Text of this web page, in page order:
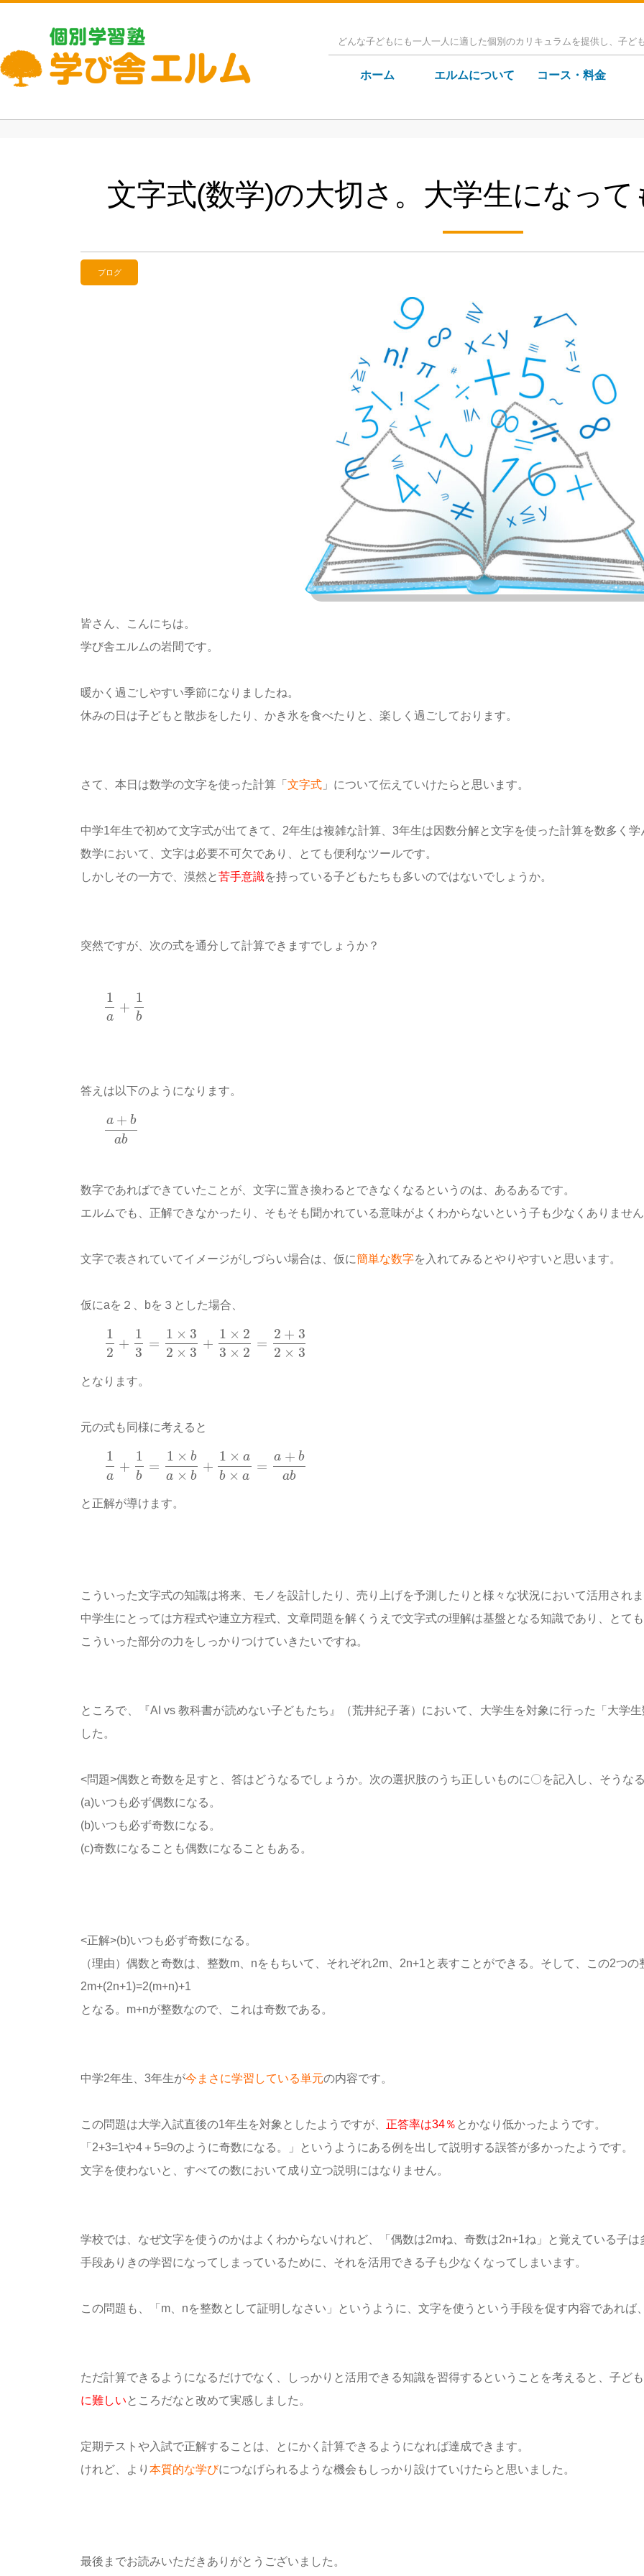
どんな子どもにも一人一人に適した個別のカリキュラムを提供し、子ど
ホーム エルムについて コース・料金
文字式(数学)の大切さ。大学生になっ
ブログ
皆さん、こんにちは。
学び舎エルムの岩間です。
暖かく過ごしやすい季節になりましたね。
休みの日は子どもと散歩をしたり、かき氷を食べたりと、楽しく過ごしております。
さて、本日は数学の文字を使った計算「 文字式 」について伝えていけたらと思います。
中学1年生で初めて文字式が出てきて、2年生は複雑な計算、3年生は因数分解と文字を使った計算を数多く
数学において、文字は必要不可欠であり、とても便利なツールです。
しかしその一方で、漠然と苦手意識を持っている子どもたちも多いのではないでしょうか。
突然ですが、次の式を通分して計算できますでしょうか？
1
a
+
1
b
答えは以下のようになります。
a + b
ab
数字であればできていたことが、文字に置き換わるとできなくなるというのは、あるあるです。
エルムでも、正解できなかったり、そもそも聞かれている意味がよくわからないという子も少なくありませ
文字で表されていてイメージがしづらい場合は、仮に簡単な数字を入れてみるとやりやすいと思います。
仮にaを２、bを３とした場合、
1
2
+
1
3
=
1 × 3
2 × 3
+
1 × 2
3 × 2
=
2 + 3
2 × 3
となります。
元の式も同様に考えると
1
a
+
1
b
=
1 × b
a × b
+
1 × a
b × a
=
a + b
ab
と正解が導けます。
こういった文字式の知識は将来、モノを設計したり、売り上げを予測したりと様々な状況において活用され
中学生にとっては方程式や連立方程式、文章問題を解くうえで文字式の理解は基盤となる知識であり、とても
こういった部分の力をしっかりつけていきたいですね。
ところで、『AI vs 教科書が読めない子どもたち』（荒井紀子著）において、大学生を対象に行った「大学
した。
<問題>偶数と奇数を足すと、答はどうなるでしょうか。次の選択肢のうち正しいものに〇を記入し、そうな
(a)いつも必ず偶数になる。
(b)いつも必ず奇数になる。
(c)奇数になることも偶数になることもある。
<正解>(b)いつも必ず奇数になる。
（理由）偶数と奇数は、整数m、nをもちいて、それぞれ2m、2n+1と表すことができる。そして、この2つの
2m+(2n+1)=2(m+n)+1
となる。m+nが整数なので、これは奇数である。
中学2年生、3年生が今まさに学習している単元の内容です。
この問題は大学入試直後の1年生を対象としたようですが、 正答率は34％ とかなり低かったようです。
「2+3=1や4＋5=9のように奇数になる。」というようにある例を出して説明する誤答が多かったようです。
文字を使わないと、すべての数において成り立つ説明にはなりません。
学校では、なぜ文字を使うのかはよくわからないけれど、「偶数は2mね、奇数は2n+1ね」と覚えている子は
手段ありきの学習になってしまっているために、それを活用できる子も少なくなってしまいます。
この問題も、「m、nを整数として証明しなさい」というように、文字を使うという手段を促す内容であれ
ただ計算できるようになるだけでなく、しっかりと活用できる知識を習得するということを考えると、子ど
に難しい ところだなと改めて実感しました。
定期テストや入試で正解することは、とにかく計算できるようになれば達成できます。
けれど、より 本質的な学びにつなげられるような機会もしっかり設けていけたらと思いました。
最後までお読みいただきありがとうございました。